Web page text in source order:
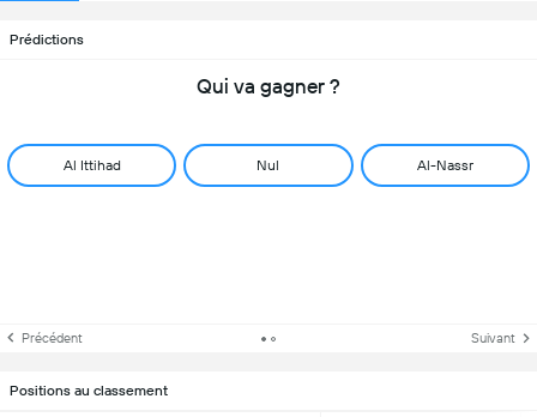
Prédictions
Qui va gagner ?
Al Ittihad Nul Al-Nassr
Précédent Suivant
Positions au classement